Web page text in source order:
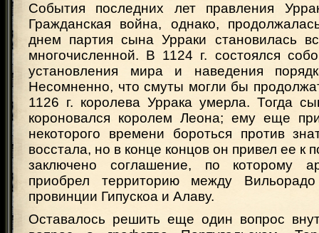
События последних лет правления
Гражданская война, однако,
днем партия сына Урраки становилась
многочисленной. В 1124 г. состоялся
установления мира и наведения
Несомненно, что смуты могли бы
1126 г. королева Уррака умерла. Тогда
короновался королем Леона; ему еще
некоторого времени бороться против
восстала, но в конце концов он привел ее к
заключено соглашение, по которому
приобрел территорию между
провинции Гипускоа и Алаву.
Оставалось решить еще один вопрос